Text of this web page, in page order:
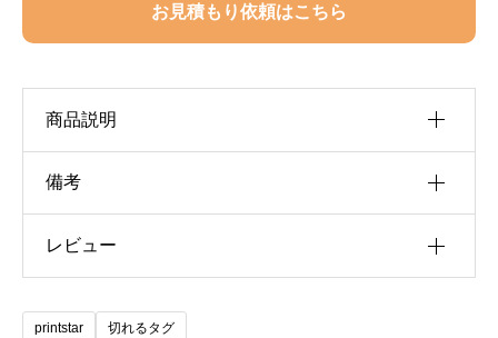
お見積もり依頼はこちら
商品説明
素材：綿100％ ※杢グレー：綿80％ ポリエステル
20％ ※アッシュ：綿95％ ポリエステル5％ ※ホワ
の種類：天竺 糸の太さ：17/- 生産国：ベトナム
備考
カラー (001) ホワイト, (003) 杢グレー, (005) ブラック, (010)
レビュー
レビュー投稿には、会員登録が必要です。
printstar 切れるタグ